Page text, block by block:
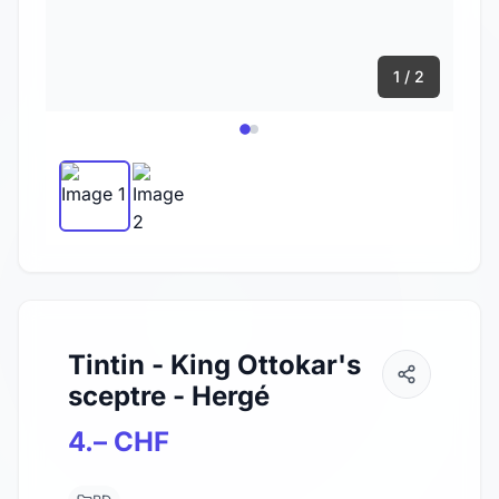
1 / 2
Tintin - King Ottokar's
sceptre - Hergé
4.– CHF